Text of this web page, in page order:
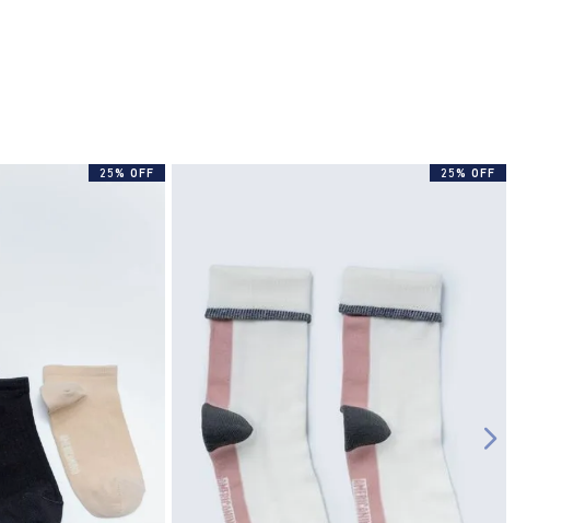
25% OFF 25% OFF